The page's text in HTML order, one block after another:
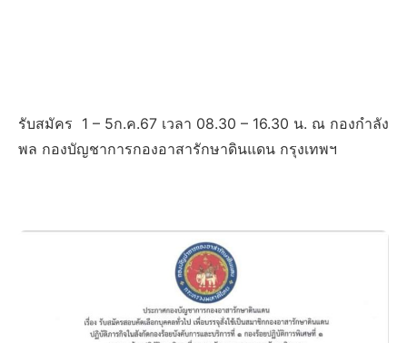
รับสมัคร 1 – 5ก.ค.67 เวลา 08.30 – 16.30 น. ณ กองกำลัง
พล กองบัญชาการกองอาสารักษาดินแดน กรุงเทพฯ